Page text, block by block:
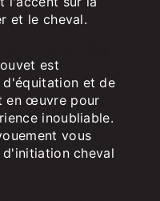
et le cheval.
est
d'équitation et de
en œuvre pour
inoubliable.
vous
d'initiation cheval